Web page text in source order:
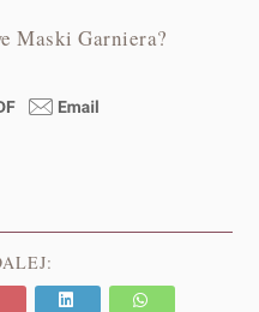
Maski Garniera?